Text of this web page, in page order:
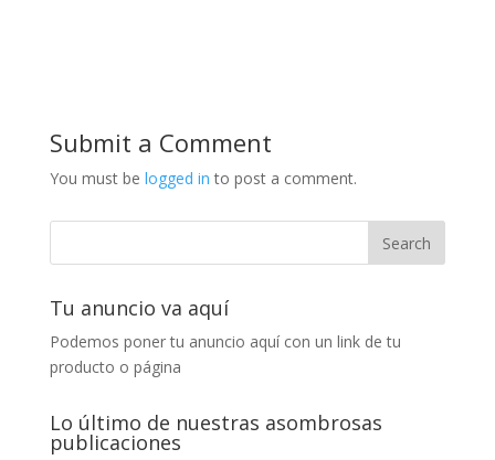
Submit a Comment
You must be logged in to post a comment.
Tu anuncio va aquí
Podemos poner tu anuncio aquí con un link de tu
producto o página
Lo último de nuestras asombrosas
publicaciones